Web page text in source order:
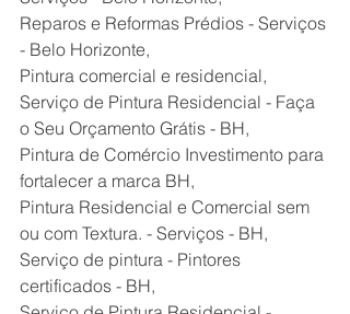
Reparos e Reformas Prédios - Serviços
- Belo Horizonte,
Pintura comercial e residencial,
Serviço de Pintura Residencial - Faça
o Seu Orçamento Grátis - BH,
Pintura de Comércio Investimento para
fortalecer a marca BH,
Pintura Residencial e Comercial sem
ou com Textura. - Serviços - BH,
Serviço de pintura - Pintores
certificados - BH,